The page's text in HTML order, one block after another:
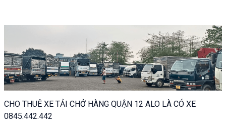
CHO THUÊ XE TẢI CHỞ HÀNG QUẬN 12 ALO LÀ CÓ XE
0845.442.442